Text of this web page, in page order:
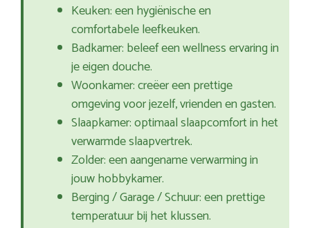
Keuken: een hygiënische en
comfortabele leefkeuken.
Badkamer: beleef een wellness ervaring in
je eigen douche.
Woonkamer: creëer een prettige
omgeving voor jezelf, vrienden en gasten.
Slaapkamer: optimaal slaapcomfort in het
verwarmde slaapvertrek.
Zolder: een aangename verwarming in
jouw hobbykamer.
Berging / Garage / Schuur: een prettige
temperatuur bij het klussen.